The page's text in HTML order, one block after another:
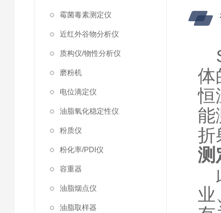
霉菌毒素测定仪
近红外谷物分析仪
质构仪/物性分析仪
磨粉机
电位滴定仪
油脂氧化稳定性仪
粉质仪
粉化率/PDI仪
容重器
油脂烟点仪
油脂取样器
体
恒
能
折
测
业